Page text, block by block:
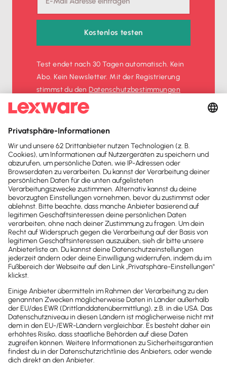
Kostenlos testen
Test endet nach 30 Tagen automatisch. Kein
Abo. Kein Newsletter. Mit der Registrierung
stimmst du denDatenschutz­bestimmungen
und denAGBzu.
Sofort50%
Newsletter
Brandheiße
News direkt in
dein Postfach
wichtige News zu
Gesetzesänderungen,
hilfreiche Praxis-Tipps und
kostenlose Tools für
Unternehmen erhalten?
Dann abonniere unseren